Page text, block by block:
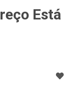
Está